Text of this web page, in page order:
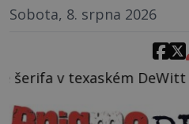
Sobota, 8. srpna 2026
pořizuje video, na